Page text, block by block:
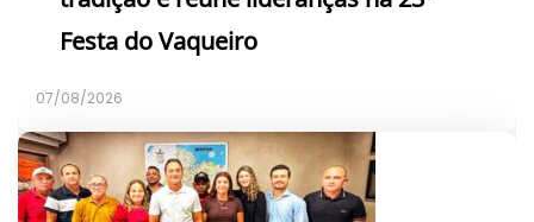
Festa do Vaqueiro
07/08/2026